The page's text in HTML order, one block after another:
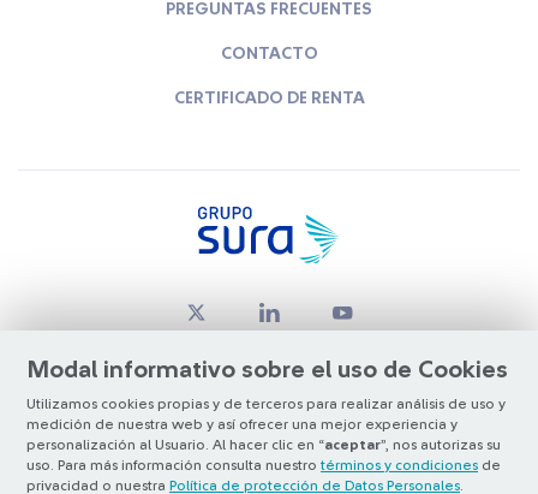
Modal informativo sobre el uso de Cookies
Utilizamos cookies propias y de terceros para realizar análisis de uso y
medición de nuestra web y así ofrecer una mejor experiencia y
personalización al Usuario. Al hacer clic en “aceptar”, nos autorizas su
uso. Para más información consulta nuestro términos y condiciones de
privacidad o nuestra Política de protección de Datos Personales
PREGUNTAS FRECUENTES
CONTACTO
CERTIFICADO DE RENTA
© Copyright Grupo SURA 2026